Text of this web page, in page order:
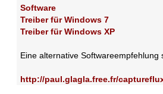
Software
Treiber für Windows 7
Treiber für Windows XP
Eine alternative Softwareempfehlung
http://paul.glagla.free.fr/